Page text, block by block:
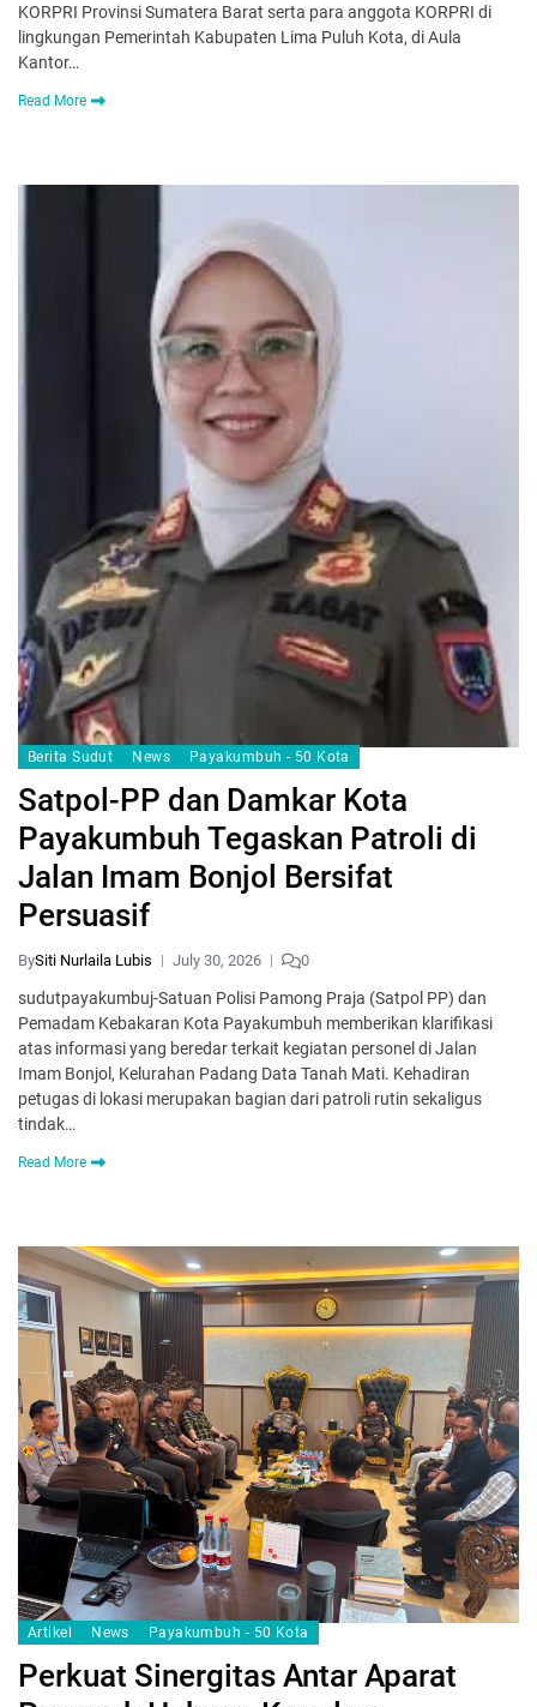
KORPRI Provinsi Sumatera Barat serta para anggota KORPRI di
lingkungan Pemerintah Kabupaten Lima Puluh Kota, di Aula
Kantor…
Read More
Berita Sudut News Payakumbuh - 50 Kota
Satpol-PP dan Damkar Kota
Payakumbuh Tegaskan Patroli di
Jalan Imam Bonjol Bersifat
Persuasif
BySiti Nurlaila Lubis July 30, 2026 0
sudutpayakumbuj-Satuan Polisi Pamong Praja (Satpol PP) dan
Pemadam Kebakaran Kota Payakumbuh memberikan klarifikasi
atas informasi yang beredar terkait kegiatan personel di Jalan
Imam Bonjol, Kelurahan Padang Data Tanah Mati. Kehadiran
petugas di lokasi merupakan bagian dari patroli rutin sekaligus
tindak…
Read More
Artikel News Payakumbuh - 50 Kota
Perkuat Sinergitas Antar Aparat